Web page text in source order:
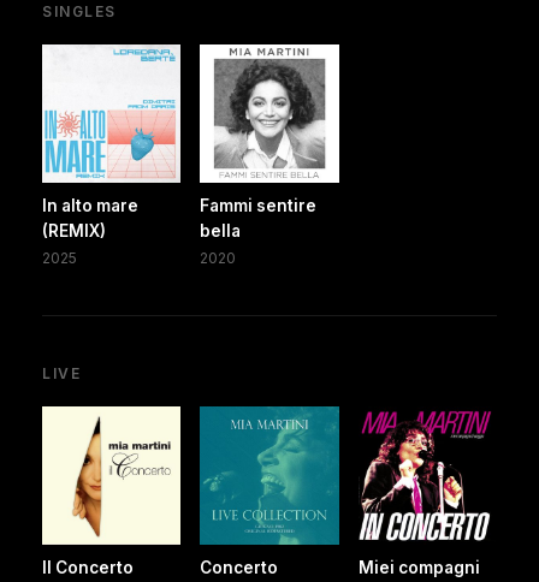
SINGLES
In alto mare
(REMIX)
2025
Fammi sentire
bella
2020
LIVE
Il Concerto Concerto
Miei compagni